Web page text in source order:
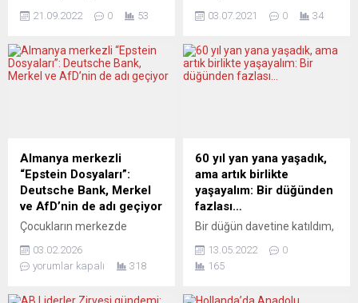
hükümetinden yapılan yazılı
enerji krizi nedeniyle bazı
önlemler alındığı açıklandı.
fiyat uygulamasına
gidileceği, bunun bir
metreküp gaz için yaklaşık
1,50...
21.09.2022 0 53
Lagarde, bugünün ekonomik
dengeli olduğunu belirterek,
“Delta varyantı, risk dengesi
Rencontres Economiques in
Aix-en-Provence
forumunda soruları
yanıtlayan Lagarde,
vergi anlaşmasına ilişkin
değerlendirmelerde
bulundu. ECB olarak Covid-
03.07.2021 0 34
Almanya merkezli
“Epstein Dosyaları”:
Deutsche Bank, Merkel
ve AfD’nin de adı geçiyor
Çocukların merkezde
acımasızlığın, yürekleri
yakan bilgi ve görüntülerin
03.02.2026
yorumlar kapalı
318
60 yıl yan yana yaşadık,
ama artık birlikte
yaşayalım: Bir düğünden
fazlası…
Bir düğün davetine katıldım,
aslında. Anvers Üniversitesi
Tıp Fakültesi’nden
13.05.2022
0
165